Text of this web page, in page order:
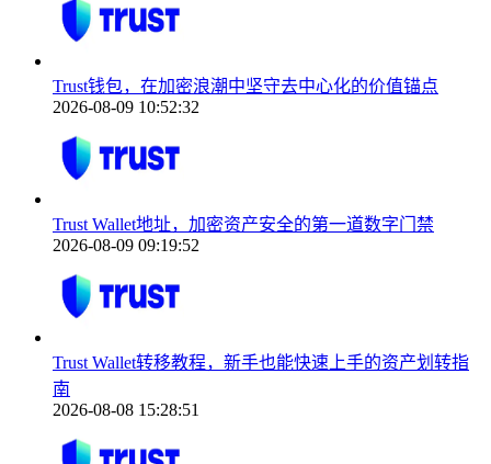
Trust钱包，在加密浪潮中坚守去中心化的价值锚点
2026-08-09 10:52:32
Trust Wallet地址，加密资产安全的第一道数字门禁
2026-08-09 09:19:52
Trust Wallet转移教程，新手也能快速上手的资产划转指
南
2026-08-08 15:28:51